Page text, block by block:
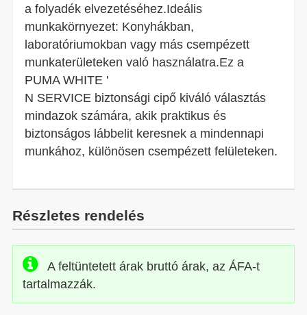
a folyadék elvezetéséhez.Ideális
munkakörnyezet: Konyhákban,
laboratóriumokban vagy más csempézett
munkaterületeken való használatra.Ez a
PUMA WHITE '
N SERVICE biztonsági cipő kiváló választás
mindazok számára, akik praktikus és
biztonságos lábbelit keresnek a mindennapi
munkához, különösen csempézett felületeken.
Részletes rendelés
A feltüntetett árak bruttó árak, az ÁFA-t
tartalmazzák.